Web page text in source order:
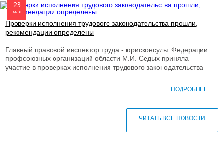
23
мая
Проверки исполнения трудового законодательства прошли,
рекомендации определены
Главный правовой инспектор труда - юрисконсульт Федерации
профсоюзных организаций области М.И. Седых приняла
участие в проверках исполнения трудового законодательства
ПОДРОБНЕЕ
ЧИТАТЬ ВСЕ НОВОСТИ